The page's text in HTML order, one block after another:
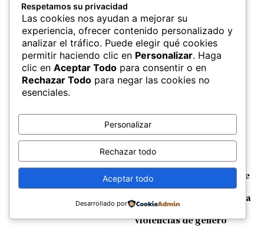
Cordillera de Nahuelbuta,
14 mil años de
biodiversidad en disputa
Despertar navegando en
la memoria de Chiloé
Un pueblo nómade no
cabe en hectáreas
Mujeres mapuche de Chile
y Argentina construyen
guía binacional de justicia
comunitaria frente a las
violencias de género
Respetamos su privacidad
Las cookies nos ayudan a mejorar su
experiencia, ofrecer contenido personalizado y
analizar el tráfico. Puede elegir qué cookies
permitir haciendo clic en Personalizar. Haga
clic en Aceptar Todo para consentir o en
Rechazar Todo para negar las cookies no
esenciales.
Personalizar
Rechazar todo
Aceptar todo
Desarrollado por